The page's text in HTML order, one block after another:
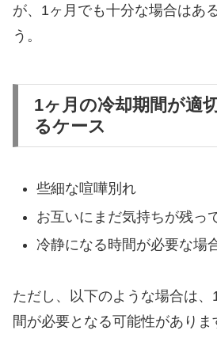
が、1ヶ月でも十分な場合はあ
う。
1ヶ月の冷却期間が適
るケース
些細な喧嘩別れ
お互いにまだ気持ちが残っ
冷静になる時間が必要な場
ただし、以下のような場合は
間が必要となる可能性がありま